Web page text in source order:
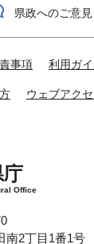
県政へのご意
事項 利用ガイ
ウェブアク
庁
Office
南2丁目1番1号